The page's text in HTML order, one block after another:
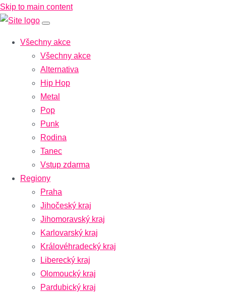
Skip to main content
Všechny akce
Všechny akce
Alternativa
Hip Hop
Metal
Pop
Punk
Rodina
Tanec
Vstup zdarma
Regiony
Praha
Jihočeský kraj
Jihomoravský kraj
Karlovarský kraj
Královéhradecký kraj
Liberecký kraj
Olomoucký kraj
Pardubický kraj